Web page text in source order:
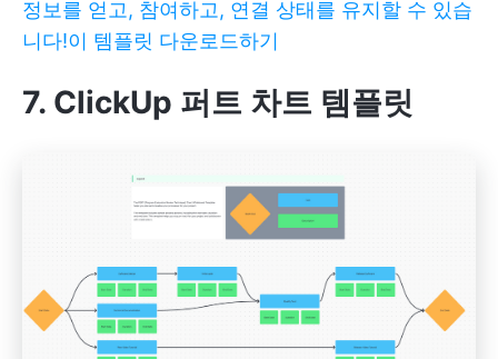
정보를 얻고, 참여하고, 연결 상태를 유지할 수 있습
니다!이 템플릿 다운로드하기
7. ClickUp 퍼트 차트 템플릿